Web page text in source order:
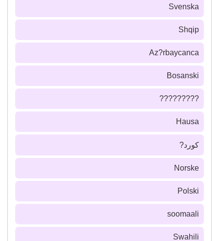
Svenska
Shqip
Az?rbaycanca
Bosanski
?????????
Hausa
كورد?
Norske
Polski
soomaali
Swahili